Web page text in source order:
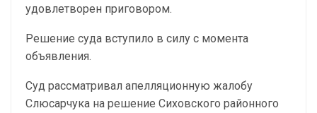
удовлетворен приговором.
Решение суда вступило в силу с момента
объявления.
Cуд рассматривал апелляционную жалобу
Слюсарчука на решение Сиховского районного